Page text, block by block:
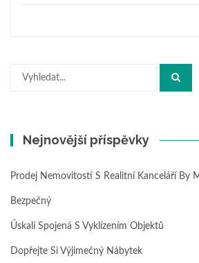
Nejnovější příspěvky
Prodej Nemovitostí S Realitní Kanceláří By
Bezpečný
Úskalí Spojená S Vyklízením Objektů
Dopřejte Si Výjimečný Nábytek